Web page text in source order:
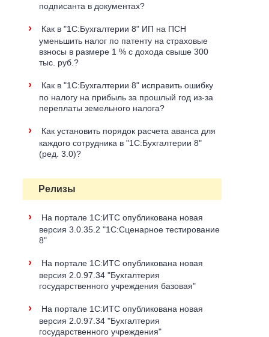
подписанта в документах?
›
Как в "1С:Бухгалтерии 8" ИП на ПСН
уменьшить налог по патенту на страховые
взносы в размере 1 % с дохода свыше 300
тыс. руб.?
›
Как в "1С:Бухгалтерии 8" исправить ошибку
по налогу на прибыль за прошлый год из-за
переплаты земельного налога?
›
Как установить порядок расчета аванса для
каждого сотрудника в "1С:Бухгалтерии 8"
(ред. 3.0)?
Релизы
›
На портале 1С:ИТС опубликована новая
версия 3.0.35.2 "1С:Сценарное тестирование
8"
›
На портале 1С:ИТС опубликована новая
версия 2.0.97.34 "Бухгалтерия
государственного учреждения базовая"
›
На портале 1С:ИТС опубликована новая
версия 2.0.97.34 "Бухгалтерия
государственного учреждения"